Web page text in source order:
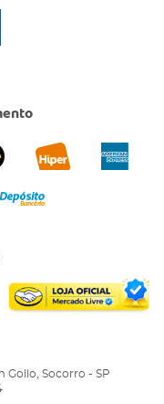
Gollo, Socorro - SP